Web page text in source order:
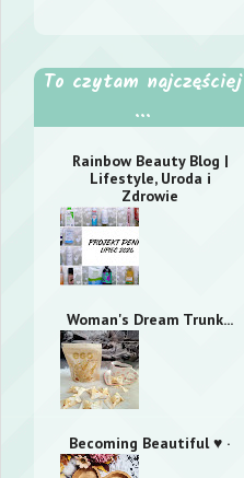
To czytam najczęściej
...
Rainbow Beauty Blog |
Lifestyle, Uroda i
Zdrowie
Woman's Dream Trunk...
Becoming Beautiful ♥ ·